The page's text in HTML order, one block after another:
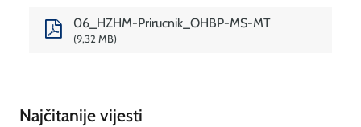
06_HZHM-Prirucnik_OHBP-MS-MT
9,32 MB
Najčitanije vijesti